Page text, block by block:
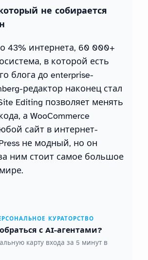
не собирается
43% интернета, 60 000+
в которой есть
блога до enterprise-
редактор наконец стал
Editing позволяет менять
а WooCommerce
сайт в интернет-
не модный, но он
ним стоит самое большое
КУРАТОРСТВО
с AI-агентами?
карту входа за 5 минут в